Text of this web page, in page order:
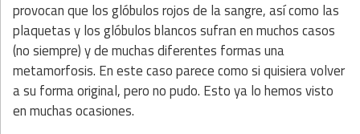
provocan que los glóbulos rojos de la sangre, así como las
plaquetas y los glóbulos blancos sufran en muchos casos
(no siempre) y de muchas diferentes formas una
metamorfosis. En este caso parece como si quisiera volver
a su forma original, pero no pudo. Esto ya lo hemos visto
en muchas ocasiones.